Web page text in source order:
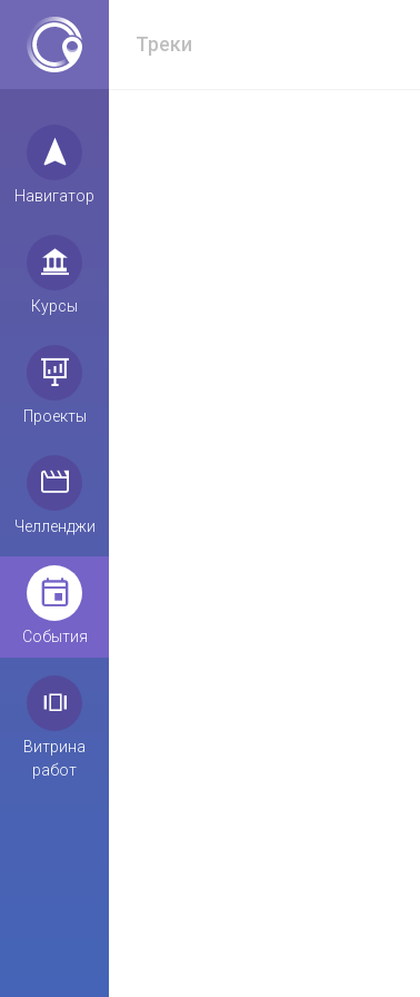
Навигатор
Курсы
Проекты
Челленджи
События
Витрина
работ
Треки